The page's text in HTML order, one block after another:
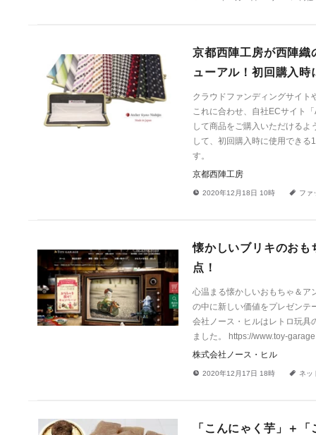
京都西陣工房が西陣織
ューアル！初回購入
クラウドファンディングサイト
これに合わせ、自社ECサイト
して商品をご購入いただける
して、初回購入時に使用でき
す。
京都西陣工房
! 2020年12月18日 10時 a ファ
懐かしいブリキのお
点！
心温まる懐かしいおもちゃ＆ア
の中に新しい価値をプレゼンテ
会社ノース・ヒルはレトロ玩具
ました。 https://www.toy-
株式会社ノース・ヒル
! 2020年12月17日 18時 a ネッ
「こんにゃく芋」＋